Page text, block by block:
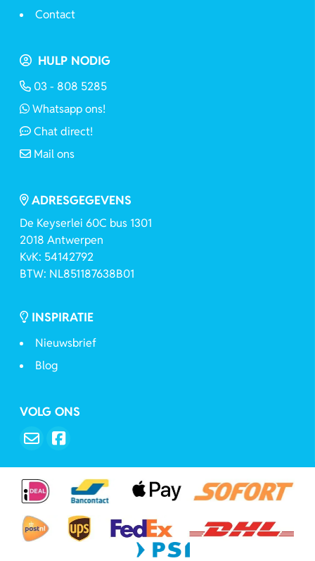
Contact
HULP NODIG
03 - 808 5285
Whatsapp ons!
Chat direct!
Mail ons
ADRESGEGEVENS
De Keyserlei 60C bus 1301
2018 Antwerpen
KvK: 54142792
BTW: NL851187638B01
INSPIRATIE
Nieuwsbrief
Blog
VOLG ONS